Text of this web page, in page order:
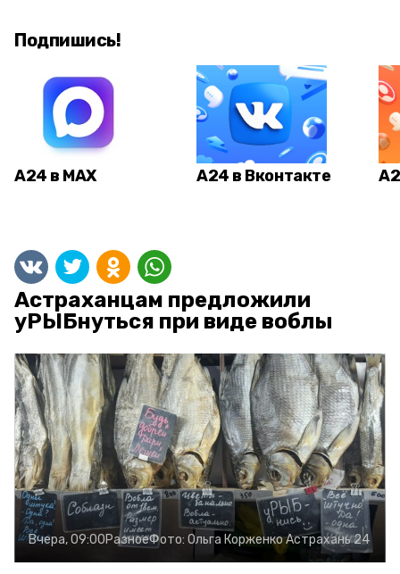
Подпишись!
А24 в MAX А24 в Вконтакте
Астраханцам предложили
уРЫБнуться при виде воблы
Вчера, 09:00РазноеФото: Ольга КорженкоАстрахань 24